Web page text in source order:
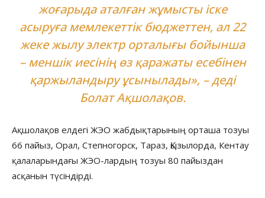
жоғарыда аталған жұмысты іске
асыруға мемлекеттік бюджеттен, ал 22
жеке жылу электр орталығы бойынша
– меншік иесінің өз қаражаты есебінен
қаржыландыру ұсынылады», – деді
Болат Ақшолақов.
Ақшолақов елдегі ЖЭО жабдықтарының орташа тозуы
66 пайыз, Орал, Степногорск, Тараз, Қызылорда, Кентау
қалаларындағы ЖЭО-лардың тозуы 80 пайыздан
асқанын түсіндірді.